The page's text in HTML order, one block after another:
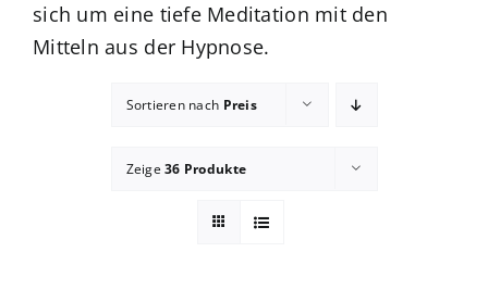
sich um eine tiefe Meditation mit den
Mitteln aus der Hypnose.
Sortieren nach Preis
Zeige36 Produkte